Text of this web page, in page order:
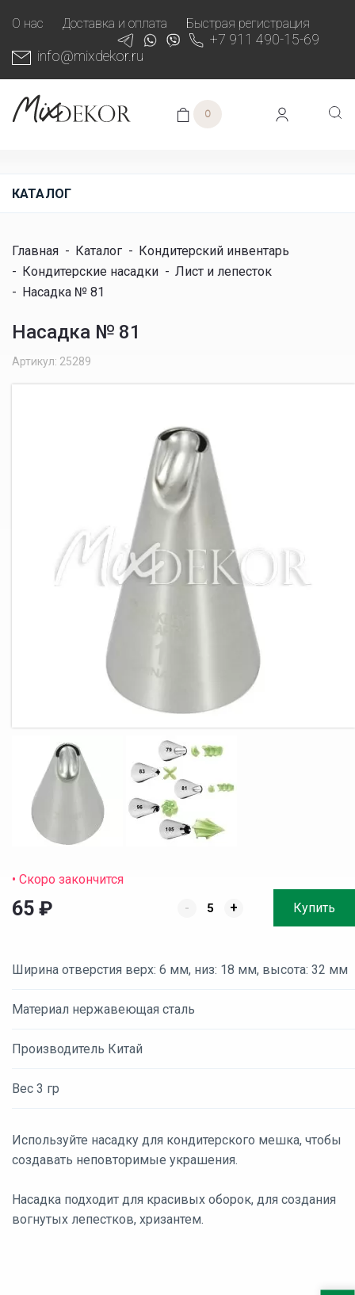
О нас Доставка и оплата Быстрая регистрация
+7 911 490-15-69
info@mixdekor.ru
0
КАТАЛОГ
Главная - Каталог - Кондитерский инвентарь
- Кондитерские насадки - Лист и лепесток
- Насадка № 81
Насадка № 81
Артикул: 25289
• Скоро закончится
65 ₽ - + Купить
Ширина отверстия верх: 6 мм, низ: 18 мм, высота: 32 мм
Материал нержавеющая сталь
Производитель Китай
Вес 3 гр
Используйте насадку для кондитерского мешка, чтобы
создавать неповторимые украшения.
Насадка подходит для красивых оборок, для создания
вогнутых лепестков, хризантем.